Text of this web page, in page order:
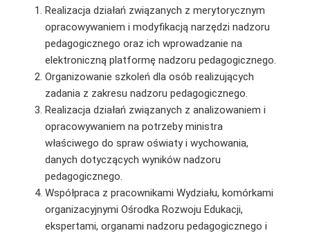
Realizacja działań związanych z merytorycznym
opracowywaniem i modyfikacją narzędzi nadzoru
pedagogicznego oraz ich wprowadzanie na
elektroniczną platformę nadzoru pedagogicznego.
Organizowanie szkoleń dla osób realizujących
zadania z zakresu nadzoru pedagogicznego.
Realizacja działań związanych z analizowaniem i
opracowywaniem na potrzeby ministra
właściwego do spraw oświaty i wychowania,
danych dotyczących wyników nadzoru
pedagogicznego.
Współpraca z pracownikami Wydziału, komórkami
organizacyjnymi Ośrodka Rozwoju Edukacji,
ekspertami, organami nadzoru pedagogicznego i